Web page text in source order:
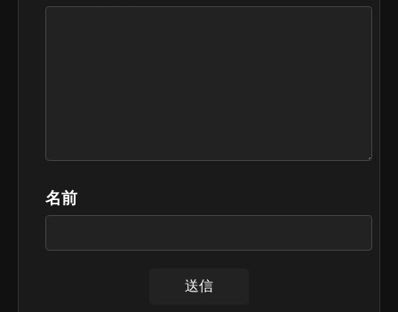
名前